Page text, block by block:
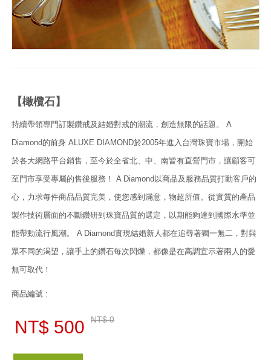
【橄欖石】
持續帶領專門訂製鑽戒及結婚對戒的潮流，創造無限的話題。 A
Diamond的前身 ALUXE DIAMOND於2005年進入台灣珠寶市場，開始
於各大網路平台銷售，至今於全省北、中、南皆有直營門市，讓顧客可
至門市享受專屬的售後服務！ A Diamond以商品及服務品質打動客戶的
心，力求每件商品品質完美，使您感到滿意，物超所值。從實質的產品
製作技術層面的不斷鑽研到珠寶品質的選定，以期能夠達到國際水準並
能帶動流行風潮。 A Diamond實現結婚新人都在追尋著獨一無二，對與
眾不同的渴望，讓手上的鑽石每次閃爍，都像是在高調宣示著兩人的愛
無可取代！
商品編號 :
NT$ 500 NT$ 0